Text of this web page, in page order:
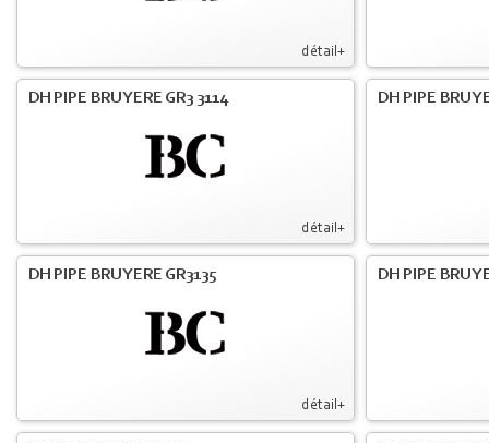
détail+
détail+
DH PIPE BRUYERE GR3 3114 DH PIPE
détail+
DH PIPE BRUYERE GR3135 DH PIPE